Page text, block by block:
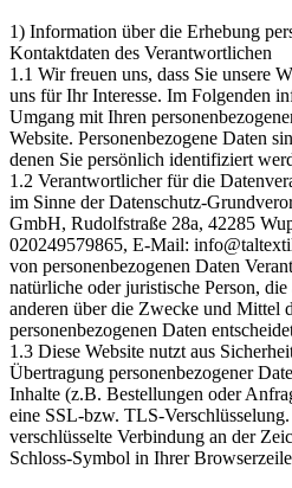
1) Information über die Erhebung
Kontaktdaten des Verantwortlichen
1.1 Wir freuen uns, dass Sie unsere
uns für Ihr Interesse. Im Folgenden
Umgang mit Ihren
Website. Personenbezogene Daten
denen Sie persönlich identifiziert
1.2 Verantwortlicher für die
im Sinne der Datenschutz-
GmbH, Rudolfstraße 28a, 42285
020249579865, E-Mail:
von personenbezogenen Daten
natürliche oder juristische Person,
anderen über die Zwecke und Mittel
personenbezogenen Daten
1.3 Diese Website nutzt aus
Übertragung personenbezogener
Inhalte (z.B. Bestellungen oder
eine SSL-bzw. TLS-
verschlüsselte Verbindung an der
Schloss-Symbol in Ihrer